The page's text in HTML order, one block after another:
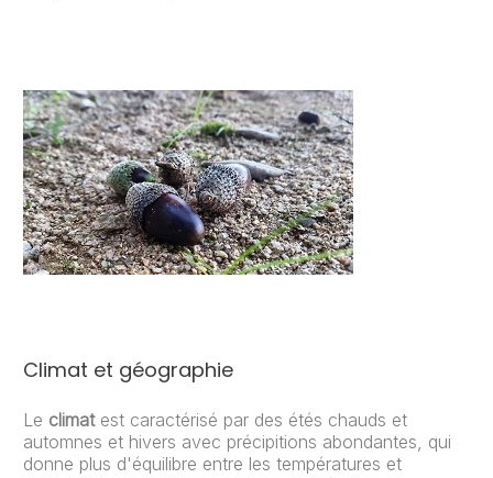
Climat et géographie
Le climatest caractérisé par des étés chauds et
automnes et hivers avec précipitions abondantes, qui
donne plus d'équilibre entre les températures et